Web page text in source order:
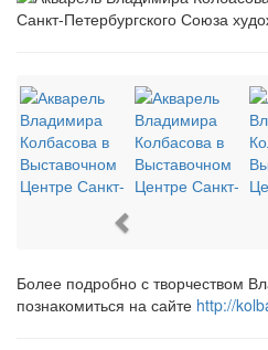
Более подробно с творчеством
познакомиться на сайте http://